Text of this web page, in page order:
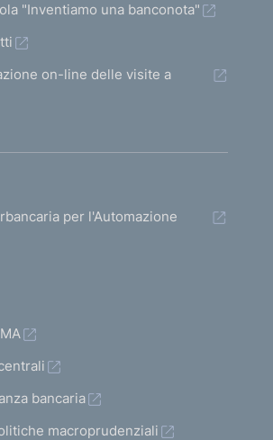
"Inventiamo una banconota"
on-line delle visite a
per l'Automazione
bancaria
macroprudenziali